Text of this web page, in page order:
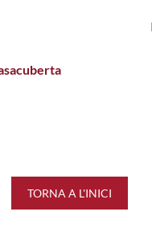
mitjana de les valoracions
TORNA A L'INICI